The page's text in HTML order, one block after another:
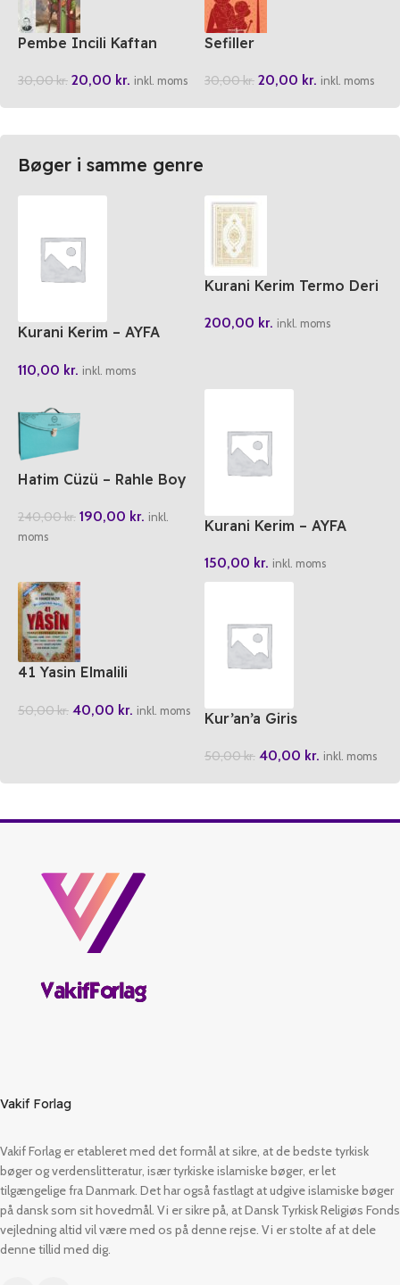
Pembe Incili Kaftan
30,00kr. 20,00 kr. inkl. moms
Sefiller
30,00kr. 20,00 kr. inkl. moms
Bøger i samme genre
Kurani Kerim – AYFA
110,00 kr. inkl. moms
Kurani Kerim Termo Deri
200,00 kr. inkl. moms
Hatim Cüzü – Rahle Boy
240,00kr. 190,00 kr. inkl.
moms
Kurani Kerim – AYFA
150,00 kr. inkl. moms
41 Yasin Elmalili
– Merve Yayinlar Cami
50,00kr. 40,00 kr. inkl. moms Kur’an’a Giris
50,00kr. 40,00 kr. inkl. moms
Vakif Forlag
Vakif Forlag er etableret med det formål at sikre, at de bedste tyrkisk
bøger og verdenslitteratur, især tyrkiske islamiske bøger, er let
tilgængelige fra Danmark. Det har også fastlagt at udgive islamiske bøger
på dansk som sit hovedmål. Vi er sikre på, at Dansk Tyrkisk Religiøs Fonds
vejledning altid vil være med os på denne rejse. Vi er stolte af at dele
denne tillid med dig.